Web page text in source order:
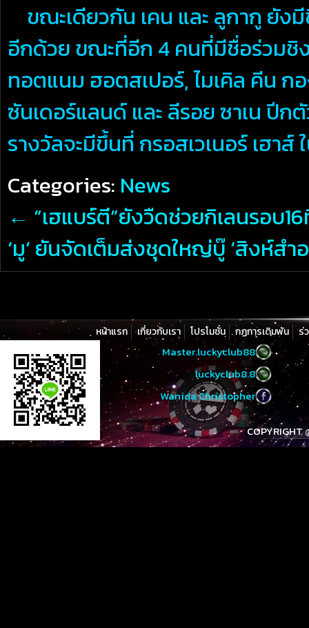
ขณะเดียวกัน เคน และ ลูกากู ยัง
อีกด้วย ขณะที่อีก 4 คนที่มีชื่อร่วมชิ
ทอตแนม ฮอตสเปอร์, ไมเคิล คีน
ซันเดอร์แลนด์ และ ลีรอย ซาเน ปีก
รางวัลจะมีขึ้นที่ กรอสเวเนอร์ เฮา
Categories: News
← “เฮแบร์ตี”ยังวืดช่วยกิเลนรอบ
‘มู’ ยันจัดเต็มส่งชุดใหญ่บู๊ ‘สิงห์สำ
หน้าแรก เกี่ยวกับเรา โปรโมชั่น กฏการเดิมพัน ร่
Master.luckyclub88
luckyclub8.8
Wanida Christopher
COPYRIGHT